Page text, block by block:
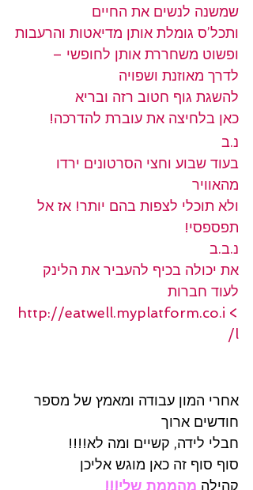
שמשנה לנשים את החיים
ותכל’ס גומלת אותן מדיאטות והרעבות
ופשוט משחררת אותן לחופשי –
לדרך מאוזנת ושפויה
להשגת גוף חטוב רזה ובריא
כאן בלחיצה את עוברת להדרכה!
נ.ב
בעוד שבוע וחצי הסרטונים ירדו
מהאוויר
ולא תוכלי לצפות בהם יותר! אז אל
תפספסי!
נ.ב.ב
את יכולה בכיף להעביר את הלינק
לעוד חברות
>
http://eatwell.myplatform.co.i
l/
אחרי המון עבודה ומאמץ של מספר
חודשים ארוך
חבלי לידה, קשיים ומה לא!!!!
סוף סוף זה כאן מוגש אליכן
קהילה מהממת שלי!!!